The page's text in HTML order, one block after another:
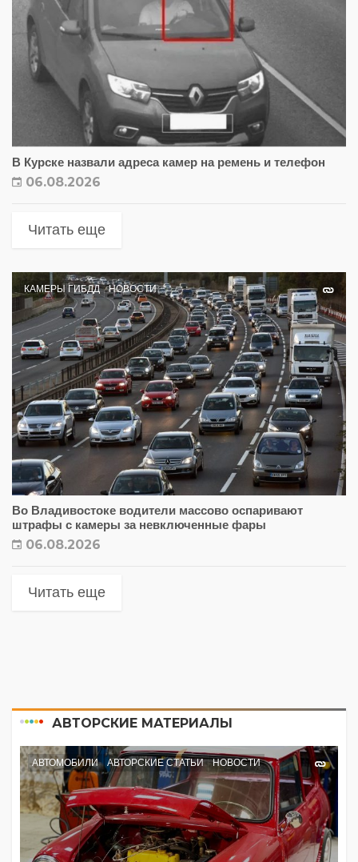
В Курске назвали адреса камер на ремень и телефон
06.08.2026
Читать еще
КАМЕРЫ ГИБДД НОВОСТИ
Во Владивостоке водители массово оспаривают
штрафы с камеры за невключенные фары
06.08.2026
Читать еще
АВТОРСКИЕ МАТЕРИАЛЫ
АВТОМОБИЛИ АВТОРСКИЕ СТАТЬИ НОВОСТИ